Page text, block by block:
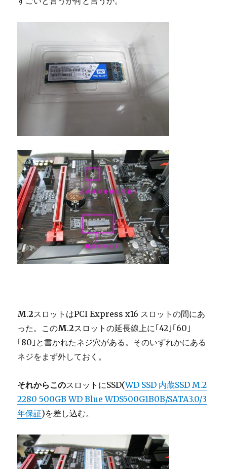
M.2スロットはPCI Express x16 スロットの間にあ
った。このM.2スロットの延長線上に｢42｣｢60｣
｢80｣と書かれたネジ穴がある。そのいずれかにある
ネジをまず外しておく。
それからこのスロットにSSD(WD SSD 内蔵SSD M.2
2280 500GB WD Blue WDS500G1B0B/SATA3.0/3
年保証)を差し込む。